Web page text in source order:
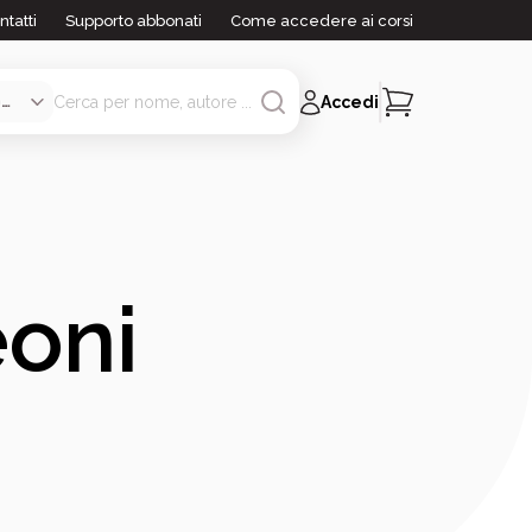
Supporto abbonati Come accedere ai corsi
Accedi